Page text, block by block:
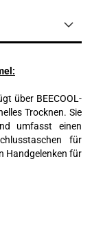
über BEECOOL-
Trocknen. Sie
umfasst einen
für
Handgelenken für